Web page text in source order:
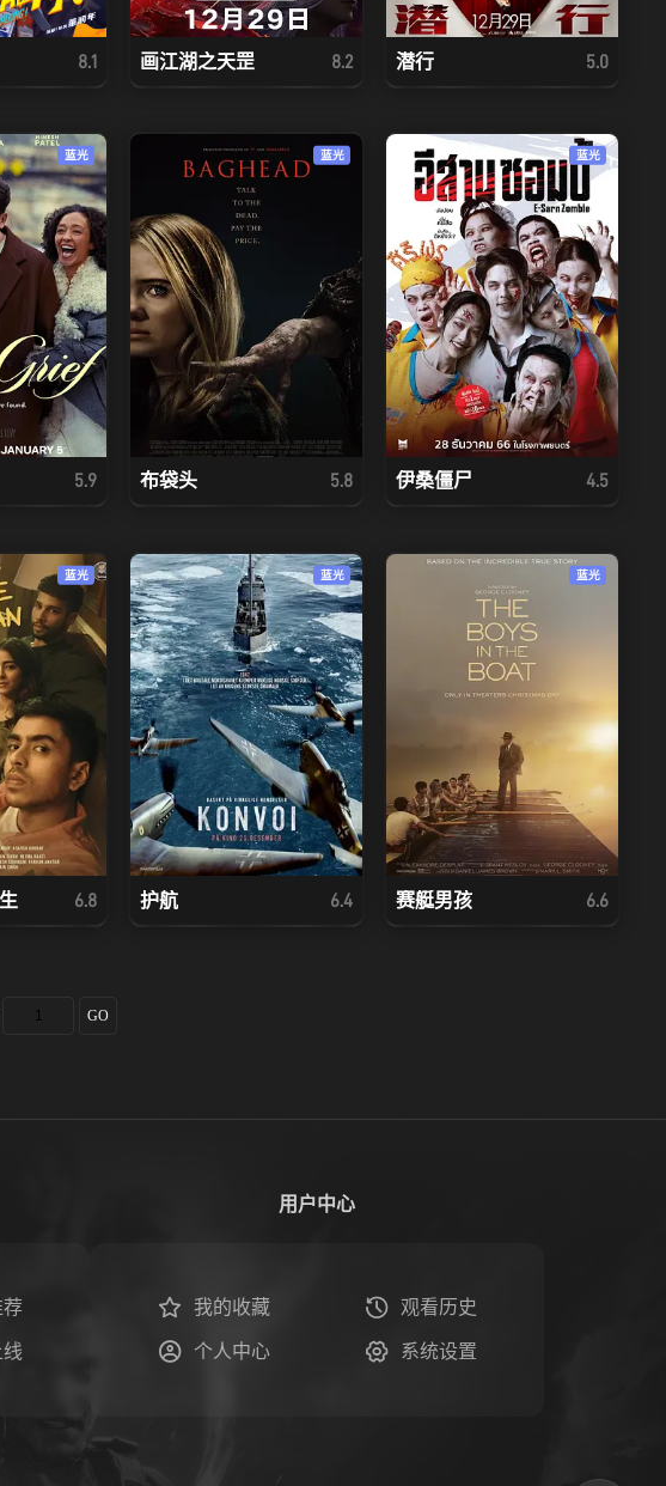
8.1 画江湖之天罡 8.2 潜行 5.0
蓝光
5.9
蓝光
布袋头 5.8
蓝光
伊桑僵尸 4.5
蓝光
6.8
蓝光
护航 6.4
蓝光
赛艇男孩 6.6
GO
荐
线
用户中心
我的收藏 观看历史
个人中心 系统设置